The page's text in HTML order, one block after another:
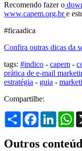
Recomendo fazer o
www.capem.org.bre
#ficaadica
Confira outras dicas da
tags: #indico - capem -
prática de e-mail
estratégia - guia -
Compartilhe:
Share Facebook
Outros